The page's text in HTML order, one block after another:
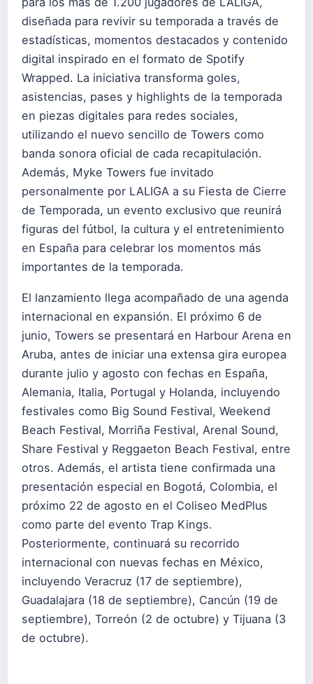
diseñada para revivir su temporada a través de
estadísticas, momentos destacados y contenido
digital inspirado en el formato de Spotify
Wrapped. La iniciativa transforma goles,
asistencias, pases y highlights de la temporada
en piezas digitales para redes sociales,
utilizando el nuevo sencillo de Towers como
banda sonora oficial de cada recapitulación.
Además, Myke Towers fue invitado
personalmente por LALIGA a su Fiesta de Cierre
de Temporada, un evento exclusivo que reunirá
figuras del fútbol, la cultura y el entretenimiento
en España para celebrar los momentos más
importantes de la temporada.
El lanzamiento llega acompañado de una agenda
internacional en expansión. El próximo 6 de
junio, Towers se presentará en Harbour Arena en
Aruba, antes de iniciar una extensa gira europea
durante julio y agosto con fechas en España,
Alemania, Italia, Portugal y Holanda, incluyendo
festivales como Big Sound Festival, Weekend
Beach Festival, Morriña Festival, Arenal Sound,
Share Festival y Reggaeton Beach Festival, entre
otros. Además, el artista tiene confirmada una
presentación especial en Bogotá, Colombia, el
próximo 22 de agosto en el Coliseo MedPlus
como parte del evento Trap Kings.
Posteriormente, continuará su recorrido
internacional con nuevas fechas en México,
incluyendo Veracruz (17 de septiembre),
Guadalajara (18 de septiembre), Cancún (19 de
septiembre), Torreón (2 de octubre) y Tijuana (3
de octubre).